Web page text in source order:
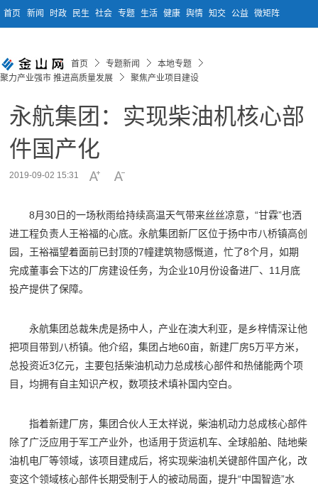
首页 新闻 时政 民生 社会 专题 生活 健康 舆情 知交 公益 微矩阵
首页 专题新闻
本地专题
聚力产业强市 推进高质量发展
聚焦产业项目建设
永航集团：实现柴油机核心部
件国产化
2019-09-02 15:31
8月30日的一场秋雨给持续高温天气带来丝丝凉意，“甘霖”也洒
进工程负责人王裕福的心底。永航集团新厂区位于扬中市八桥镇高创
园，王裕福望着面前已封顶的7幢建筑物感慨道，忙了8个月，如期
完成董事会下达的厂房建设任务，为企业10月份设备进厂、11月底
投产提供了保障。
永航集团总裁朱虎是扬中人，产业在澳大利亚，是乡梓情深让他
把项目带到八桥镇。他介绍，集团占地60亩，新建厂房5万平方米，
总投资近3亿元，主要包括柴油机动力总成核心部件和热储能两个项
目，均拥有自主知识产权，数项技术填补国内空白。
指着新建厂房，集团合伙人王太祥说，柴油机动力总成核心部件
除了广泛应用于军工产业外，也适用于货运机车、全球船舶、陆地柴
油机电厂等领域，该项目建成后，将实现柴油机关键部件国产化，改
变这个领域核心部件长期受制于人的被动局面，提升“中国智造”水